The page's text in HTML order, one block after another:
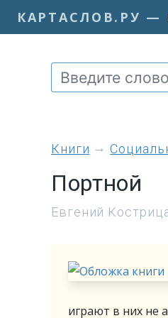
КАРТАСЛОВ.РУ —
книги
Портной
Евгений
играют в них не